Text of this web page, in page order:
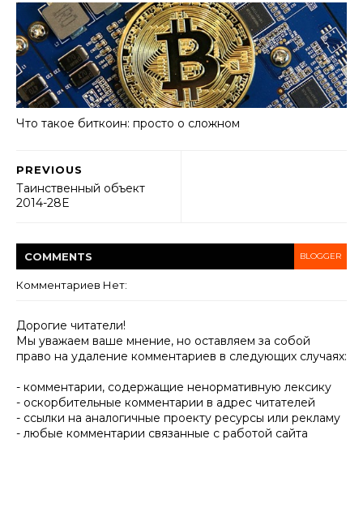
Что такое биткоин: просто о сложном
PREVIOUS
Таинственный объект
2014-28E
COMMENTS BLOGGER
Комментариев Нет:
Дорогие читатели!
Мы уважаем ваше мнение, но оставляем за собой
право на удаление комментариев в следующих случаях:
- комментарии, содержащие ненормативную лексику
- оскорбительные комментарии в адрес читателей
- ссылки на аналогичные проекту ресурсы или рекламу
- любые комментарии связанные с работой сайта